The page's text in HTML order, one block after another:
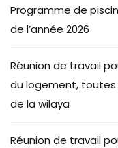
Programme de
de l’année 2026
Réunion de travail
du logement, toutes
de la wilaya
Réunion de travail